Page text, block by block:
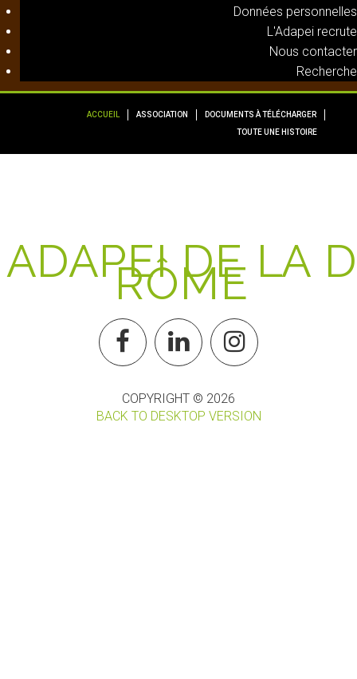
Données personnelles
L'Adapei recrute
Nous contacter
Recherche
ACCUEIL ASSOCIATION
DOCUMENTS À TÉLÉCHARGER
TOUTE UNE HISTOIRE
A DA PEI DE LA D
RÔ ME
COPYRIGHT © 2026
BACK TO DESKTOP VERSION